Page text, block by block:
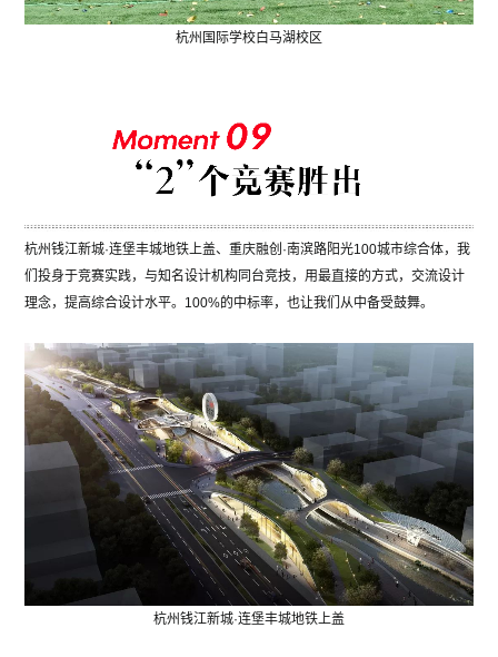
杭州国际学校白马湖校区
杭州钱江新城·连堡丰城地铁上盖、重庆融创·南滨路阳光100城市综合体，我
们投身于竞赛实践，与知名设计机构同台竞技，用最直接的方式，交流设计
理念，提高综合设计水平。100%的中标率，也让我们从中备受鼓舞。
杭州钱江新城·连堡丰城地铁上盖